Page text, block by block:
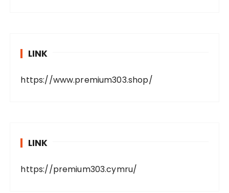
LINK
https://www.premium303.shop/
LINK
https://premium303.cymru/